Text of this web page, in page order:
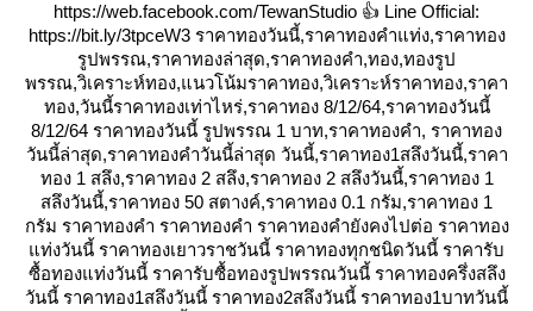
https://web.facebook.com/TewanStudio 👍 Line Official:
https://bit.ly/3tpceW3 ราคาทองวันนี้,ราคาทองคำแท่ง,ราคาทอง
รูปพรรณ,ราคาทองล่าสุด,ราคาทองคำ,ทอง,ทองรูป
พรรณ,วิเคราะห์ทอง,แนวโน้มราคาทอง,วิเคราะห์ราคาทอง,ราคา
ทอง,วันนี้ราคาทองเท่าไหร่,ราคาทอง 8/12/64,ราคาทองวันนี้
8/12/64 ราคาทองวันนี้ รูปพรรณ 1 บาท,ราคาทองคํา, ราคาทอง
วันนี้ล่าสุด,ราคาทองคําวันนี้ล่าสุด วันนี้,ราคาทอง1สลึงวันนี้,ราคา
ทอง 1 สลึง,ราคาทอง 2 สลึง,ราคาทอง 2 สลึงวันนี้,ราคาทอง 1
สลึงวันนี้,ราคาทอง 50 สตางค์,ราคาทอง 0.1 กรัม,ราคาทอง 1
กรัม ราคาทองคำ ราคาทองคำ ราคาทองคำยังคงไปต่อ ราคาทอง
ท่งวันนี้ ราคาทองเยาวราชวันนี้ ราคาทองทุกชนิดวันนี้ ราคารับ
ซื้อทองแท่งวันนี้ ราคารับซื้อทองรูปพรรณวันนี้ ราคาทองครึ่งสลึง
วันนี้ ราคาทอง1สลึงวันนี้ ราคาทอง2สลึงวันนี้ ราคาทอง1บาทวันนี้